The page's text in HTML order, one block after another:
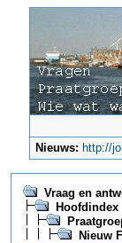
Nieuws: http://
Vraag en
Hoofdindex
Nieuw